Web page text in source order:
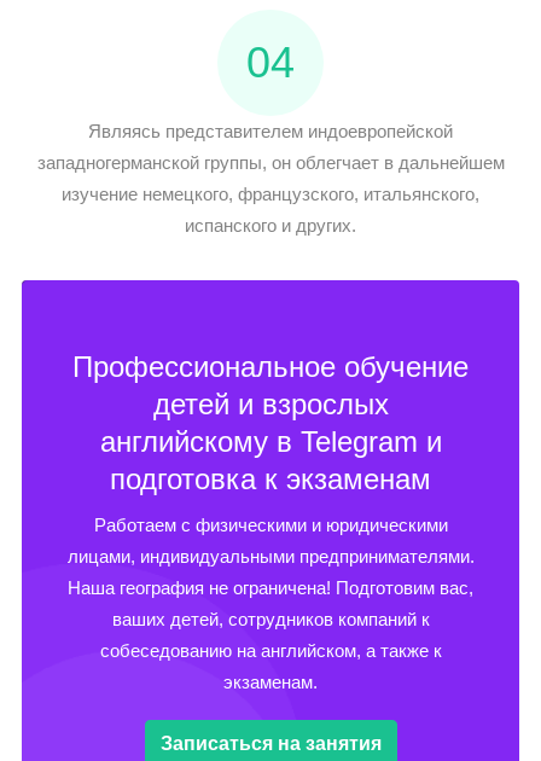
04
Являясь представителем индоевропейской
западногерманской группы, он облегчает в дальнейшем
изучение немецкого, французского, итальянского,
испанского и других.
Профессиональное обучение
детей и взрослых
английскому в Telegram и
подготовка к экзаменам
Работаем с физическими и юридическими
лицами, индивидуальными предпринимателями.
Наша география не ограничена! Подготовим вас,
ваших детей, сотрудников компаний к
собеседованию на английском, а также к
экзаменам.
Записаться на занятия